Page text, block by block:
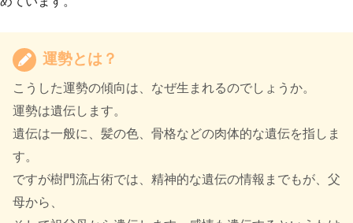
運勢とは？
こうした運勢の傾向は、なぜ生まれるのでしょうか。
運勢は遺伝します。
遺伝は一般に、髪の色、骨格などの肉体的な遺伝を指しま
す。
ですが樹門流占術では、精神的な遺伝の情報までもが、父
母から、